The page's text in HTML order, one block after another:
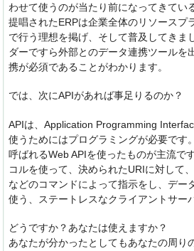
わせて使うのが当たり前になってきてい
提唱されたERPは企業全体のリソースプ
で行う理想を掲げ、そして普及してきま
ダーですら外部とのデータ連携ツールを
携が必須であることがわかります。
では、次にAPIがあれば事足りるのか？
APIは、Application Programming
使うためにはプログラミングが必要です
呼ばれるWeb APIを使ったものが主流で
コルを使って、決められたURIに対して
などのコマンドによって指示をし、デー
使う、ステートレスなクライアントサー
どうですか？あなたは使えますか？
あなたが分かったとしてもあなたの周り